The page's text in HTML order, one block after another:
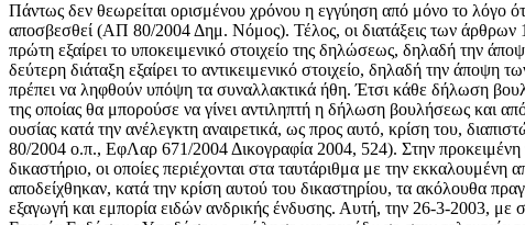
Πάντως δεν θεωρείται ορισμένου χρόνου η εγγύηση από μόνο το λόγο
αποσβεσθεί (ΑΠ 80/2004 Δημ. Νόμος). Τέλος, οι διατάξεις των
πρώτη εξαίρει το υποκειμενικό στοιχείο της δηλώσεως, δηλαδή την
δεύτερη διάταξη εξαίρει το αντικειμενικό στοιχείο, δηλαδή την
πρέπει να ληφθούν υπόψη τα συναλλακτικά ήθη. Έτσι κάθε δήλωση
της οποίας θα μπορούσε να γίνει αντιληπτή η δήλωση βουλήσεως και
ουσίας κατά την ανέλεγκτη αναιρετικά, ως προς αυτό, κρίση του,
80/2004 ο.π., ΕφΛαρ 671/2004 Δικογραφία 2004, 524). Στην
δικαστήριο, οι οποίες περιέχονται στα ταυτάριθμα με την
αποδείχθηκαν, κατά την κρίση αυτού του δικαστηρίου, τα ακόλουθα
εξαγωγή και εμπορία ειδών ανδρικής ένδυσης. Αυτή, την 26-3-2003,